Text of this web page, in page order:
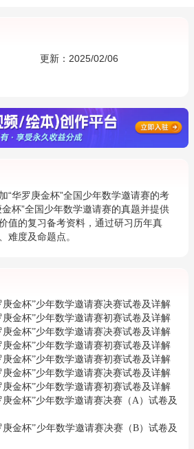
更新：2025/02/06
“华罗庚金杯”全国少年数学邀请赛的考
杯”全国少年数学邀请赛的真题并提供
值的复习备考资料，通过研习历年真
难度及命题点。
庚金杯”少年数学邀请赛决赛试卷及详解
庚金杯”少年数学邀请赛初赛试卷及详解
庚金杯”少年数学邀请赛决赛试卷及详解
庚金杯”少年数学邀请赛初赛试卷及详解
庚金杯”少年数学邀请赛初赛试卷及详解
庚金杯”少年数学邀请赛决赛试卷及详解
庚金杯”少年数学邀请赛初赛试卷及详解
庚金杯”少年数学邀请赛决赛（A）试卷及
庚金杯”少年数学邀请赛决赛（B）试卷及